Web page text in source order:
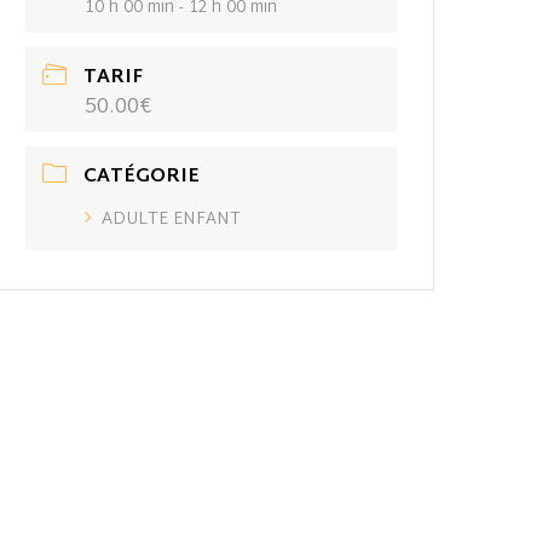
10 h 00 min - 12 h 00 min
TARIF
50.00€
CATÉGORIE
ADULTE ENFANT